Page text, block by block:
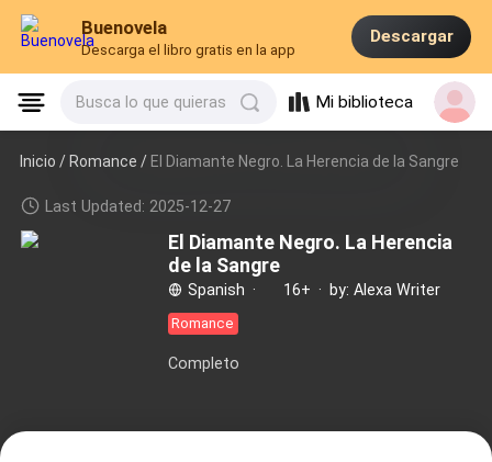
Buenovela
Descarga el libro gratis en la app
Descargar
Busca lo que quieras Mi biblioteca
Inicio /Romance / El Diamante Negro. La Herencia de la Sangre
Last Updated: 2025-12-27
El Diamante Negro. La Herencia
de la Sangre
Spanish · 16+ · by: Alexa Writer
Romance
Completo